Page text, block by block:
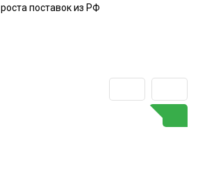
роста поставок из РФ